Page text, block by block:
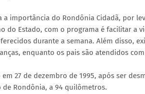
importância do Rondônia Cidadã, por
do Estado, com o programa é facilitar a
durante a semana. Além disso,
enquanto os pais são atendidos
27 de dezembro de 1995, após ser
de Rondônia, a 94 quilômetros.